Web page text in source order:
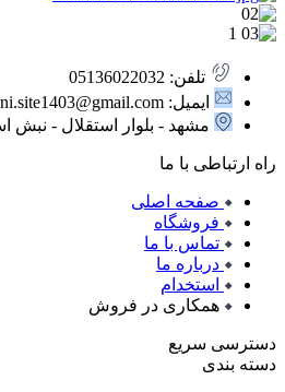
تلفن: 05136022032
ایمیل: poshtibani.site1403@gmail.com
مشهد - بلوار استقلال - نبش استقلال 7
راه ارتباطی با ما
صفحه اصلی
فروشگاه
تماس با ما
درباره ما
استخدام
همکاری در فروش
دسترسی سریع
دسته بندی